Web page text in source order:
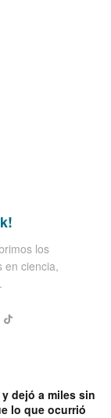
los
en ciencia,
dejó a miles sin
lo que ocurrió